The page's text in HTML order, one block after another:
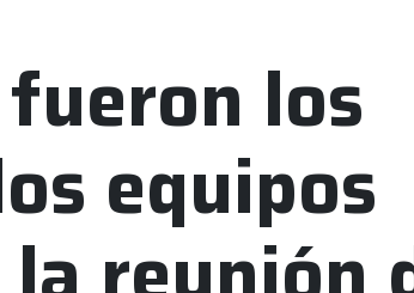
fueron los
equipos